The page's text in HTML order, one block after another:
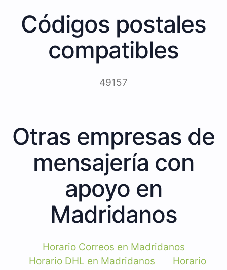
Códigos postales
compatibles
49157
Otras empresas de
mensajería con
apoyo en
Madridanos
Horario Correos en Madridanos
Horario DHL en Madridanos
Horario